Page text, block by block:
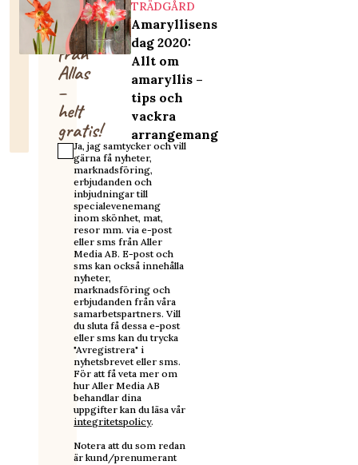
TRÄDGÅRD
Amaryllisens
dag 2020:
Allt om
amaryllis –
tips och
vackra
arrangemang
nyhetsbrev
från
Allas
–
helt
gratis!
Ja, jag samtycker och vill
gärna få nyheter,
marknadsföring,
erbjudanden och
inbjudningar till
specialevenemang
inom skönhet, mat,
resor mm. via e-post
eller sms från Aller
Media AB. E-post och
sms kan också innehålla
nyheter,
marknadsföring och
erbjudanden från våra
samarbetspartners. Vill
du sluta få dessa e-post
eller sms kan du trycka
"Avregistrera" i
nyhetsbrevet eller sms.
För att få veta mer om
hur Aller Media AB
behandlar dina
uppgifter kan du läsa vår
integritetspolicy.
Notera att du som redan
är kund/prenumerant